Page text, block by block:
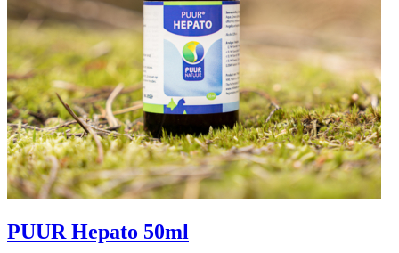
PUUR Hepato 50ml